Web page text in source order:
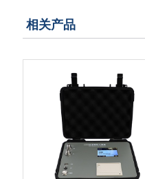
相关产品